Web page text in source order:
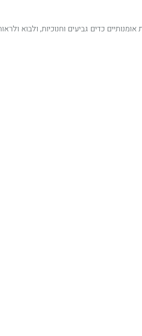
זכוכית אומנותיים כדים גביעים וחנוכיות, ולבוא